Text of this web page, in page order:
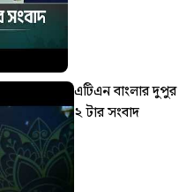
এটিএন বাংলার দুপুর
২ টার সংবাদ